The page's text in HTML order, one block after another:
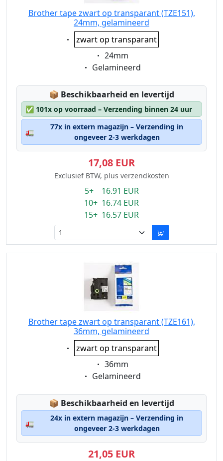
Brother tape zwart op transparant (TZE151),
24mm, gelamineerd
Eigenschaft:
zwart op transparant
Eigenschaft:
24mm
Eigenschaft:
Gelamineerd
📦 Lagerstatus:
Beschikbaarheid en levertijd
✅ 101x op voorraad – Verzending binnen 24 uur
🚛
77x in extern magazijn – Verzending in
ongeveer 2-3 werkdagen
17,08 EUR
Exclusief BTW, plus verzendkosten
5+ 16.91 EUR
10+ 16.74 EUR
15+ 16.57 EUR
Brother tape zwart op transparant (TZE161),
36mm, gelamineerd
Eigenschaft:
zwart op transparant
Eigenschaft:
36mm
Eigenschaft:
Gelamineerd
📦 Lagerstatus:
Beschikbaarheid en levertijd
🚛
24x in extern magazijn – Verzending in
ongeveer 2-3 werkdagen
21,05 EUR